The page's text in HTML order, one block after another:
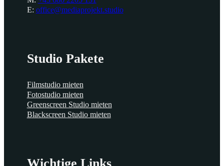
E: office@mediaprojekt.studio
Studio Pakete
Filmstudio mieten
Fotostudio mieten
Greenscreen Studio mieten
Blackscreen Studio mieten
Wichtige Links